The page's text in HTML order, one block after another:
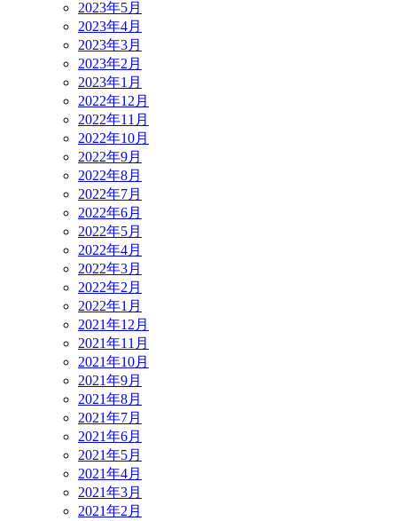
2023年5月
2023年4月
2023年3月
2023年2月
2023年1月
2022年12月
2022年11月
2022年10月
2022年9月
2022年8月
2022年7月
2022年6月
2022年5月
2022年4月
2022年3月
2022年2月
2022年1月
2021年12月
2021年11月
2021年10月
2021年9月
2021年8月
2021年7月
2021年6月
2021年5月
2021年4月
2021年3月
2021年2月